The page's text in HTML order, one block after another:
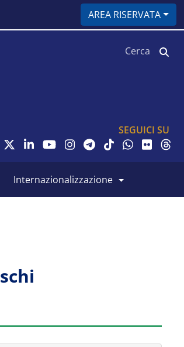
AREA RISERVATA
SEGUICI SU
internazionalizzazione